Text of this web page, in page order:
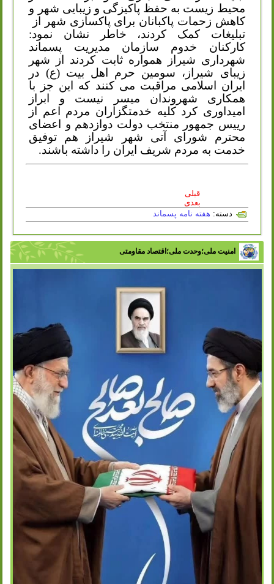
محیط زیست به حفظ پاکیزگی و زیبایی شهر و
کاهش زحمات پاکبانان برای پاکسازی شهر از
تبلیغات کمک کردند، خاطر نشان نمود:
کارکنان خدوم سازمان مدیریت پسماند
شهرداری شیراز همواره ثابت کردند از شهر
زیبای شیراز، سومین حرم اهل بیت (ع) در
ایران اسلامی مراقبت می کنند که این جز با
همکاری شهروندان میسر نیست و ابراز
امیداوری کرد کلیه خدمتگزاران مردم اعم از
رییس جمهور منتخب دولت دوازدهم و اعضای
محترم شورای آتی شهر شیراز هم توفیق
خدمت به مردم شریف ایران را داشته باشند.
قبلی
بعدی
دسته: هفته نامه پسماند
امنیت ملی؛وحدت ملی؛اقتصاد مقاومتی